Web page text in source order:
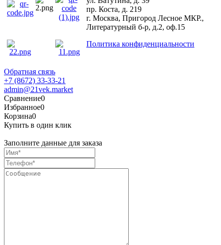
пр. Коста, д. 219
г. Москва, Пригород Лесное МКР.,
Литературный б-р, д.2, оф.15
Политика конфиденциальности
Обратная связь
+7 (8672) 33-33-21
admin@21vek.market
Сравнение0
Избранное0
Корзина0
Купить в один клик
Заполните данные для заказа